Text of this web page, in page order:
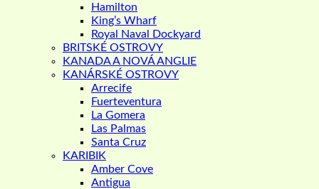
Hamilton
King’s Wharf
Royal Naval Dockyard
BRITSKÉ OSTROVY
KANADA A NOVÁ ANGLIE
KANÁRSKÉ OSTROVY
Arrecife
Fuerteventura
La Gomera
Las Palmas
Santa Cruz
KARIBIK
Amber Cove
Antigua